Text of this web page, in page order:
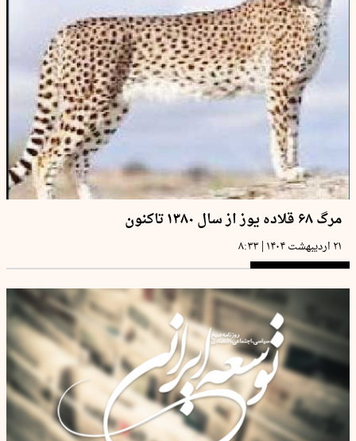
مرگ ۶۸ قلاده یوز از سال ۱۳۸۰ تاکنون
۲۱ اردیبهشت ۱۴۰۴ | ۸:۳۳